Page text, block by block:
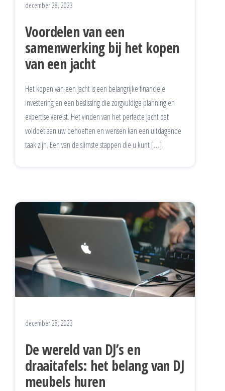
december 28, 2023
Voordelen van een
samenwerking bij het kopen
van een jacht
Het kopen van een jacht is een belangrijke financiële
investering en een beslissing die zorgvuldige planning en
expertise vereist. Het vinden van het perfecte jacht dat
voldoet aan uw behoeften en wensen kan een uitdagende
taak zijn. Een van de slimste stappen die u kunt […]
december 28, 2023
De wereld van DJ’s en
draaitafels: het belang van DJ
meubels huren